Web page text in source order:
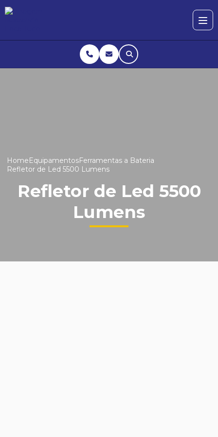
HomeEquipamentosFerramentas a Bateria
Refletor de Led 5500 Lumens
Refletor de Led 5500
Lumens